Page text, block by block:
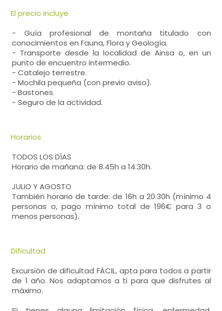
El precio incluye
- Guía profesional de montaña titulado con
conocimientos en Fauna, Flora y Geología.
- Transporte desde la localidad de Ainsa o, en un
punto de encuentro intermedio.
- Catalejo terrestre.
- Mochila pequeña (con previo aviso).
- Bastones.
- Seguro de la actividad.
Horarios
TODOS LOS DÍAS
Horario de mañana: de 8.45h a 14.30h.
JULIO Y AGOSTO
También horario de tarde: de 16h a 20.30h (mínimo 4
personas o, pago mínimo total de 196€ para 3 o
menos personas).
Dificultad
Excursión de dificultad FÁCIL, apta para todos a partir
de 1 año. Nos adaptamos a ti para que disfrutes al
máximo.